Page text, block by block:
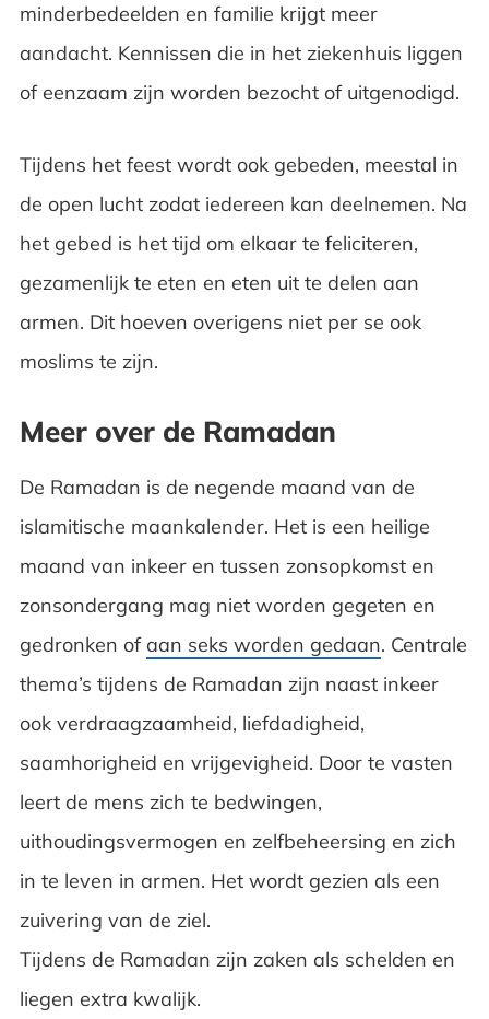
minderbedeelden en familie krijgt meer
aandacht. Kennissen die in het ziekenhuis liggen
of eenzaam zijn worden bezocht of uitgenodigd.
Tijdens het feest wordt ook gebeden, meestal in
de open lucht zodat iedereen kan deelnemen. Na
het gebed is het tijd om elkaar te feliciteren,
gezamenlijk te eten en eten uit te delen aan
armen. Dit hoeven overigens niet per se ook
moslims te zijn.
Meer over de Ramadan
De Ramadan is de negende maand van de
islamitische maankalender. Het is een heilige
maand van inkeer en tussen zonsopkomst en
zonsondergang mag niet worden gegeten en
gedronken ofaan seks worden gedaan. Centrale
thema’s tijdens de Ramadan zijn naast inkeer
ook verdraagzaamheid, liefdadigheid,
saamhorigheid en vrijgevigheid. Door te vasten
leert de mens zich te bedwingen,
uithoudingsvermogen en zelfbeheersing en zich
in te leven in armen. Het wordt gezien als een
zuivering van de ziel.
Tijdens de Ramadan zijn zaken als schelden en
liegen extra kwalijk.